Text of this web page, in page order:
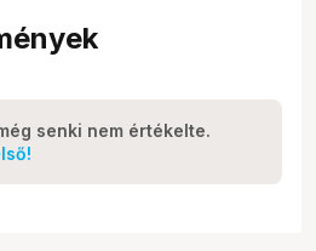
senki nem értékelte.